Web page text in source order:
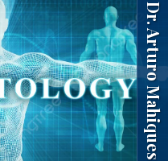
Dr. Arturo Mahiques